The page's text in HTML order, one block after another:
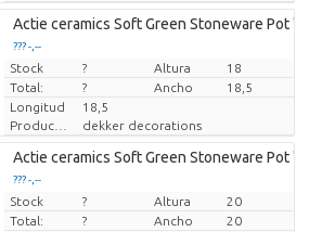
Actie ceramics Soft Green Stoneware Pot
??? -,--
Precio por pieza
Stock ? Altura
18
Total:
? Ancho
18,5
Longitud
18,5
Productor
dekker decorations
Actie ceramics Soft Green Stoneware Pot
??? -,--
Precio por pieza
Stock ? Altura
20
Total:
? Ancho
20